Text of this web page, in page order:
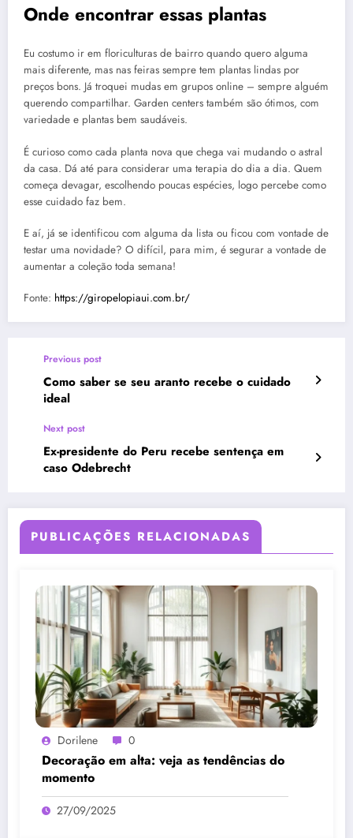
Onde encontrar essas plantas
Eu costumo ir em floriculturas de bairro quando quero alguma
mais diferente, mas nas feiras sempre tem plantas lindas por
preços bons. Já troquei mudas em grupos online – sempre alguém
querendo compartilhar. Garden centers também são ótimos, com
variedade e plantas bem saudáveis.
É curioso como cada planta nova que chega vai mudando o astral
da casa. Dá até para considerar uma terapia do dia a dia. Quem
começa devagar, escolhendo poucas espécies, logo percebe como
esse cuidado faz bem.
E aí, já se identificou com alguma da lista ou ficou com vontade de
testar uma novidade? O difícil, para mim, é segurar a vontade de
aumentar a coleção toda semana!
Fonte: https://giropelopiaui.com.br/
Previous post
Como saber se seu aranto recebe o cuidado
ideal
Next post
Ex-presidente do Peru recebe sentença em
caso Odebrecht
PUBLICAÇÕES RELACIONADAS
Dorilene 0
Decoração em alta: veja as tendências do
momento
27/09/2025